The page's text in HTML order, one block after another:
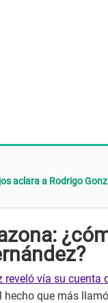
aclara a Rodrigo
reveló vía su cuenta
hecho que más